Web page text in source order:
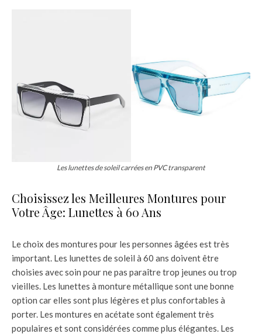
Les lunettes de soleil carrées en PVC transparent
Choisissez les Meilleures Montures pour
Votre Âge: Lunettes à 60 Ans
Le choix des montures pour les personnes âgées est très
important. Les lunettes de soleil à 60 ans doivent être
choisies avec soin pour ne pas paraître trop jeunes ou trop
vieilles. Les lunettes à monture métallique sont une bonne
option car elles sont plus légères et plus confortables à
porter. Les montures en acétate sont également très
populaires et sont considérées comme plus élégantes. Les